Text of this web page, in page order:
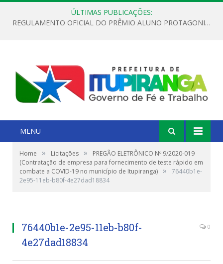
ÚLTIMAS PUBLICAÇÕES:
REGULAMENTO OFICIAL DO PRÊMIO ALUNO PROTAGONISTA – EDIÇÃO 2026
MENU
Home » Licitações »
PREGÃO ELETRÔNICO Nº 9/2020-019
(Contratação de empresa para fornecimento de teste rápido em
combate a COVID-19 no município de Itupiranga) »
76440b1e-
2e95-11eb-b80f-4e27dad18834
76440b1e-2e95-11eb-b80f-
4e27dad18834
0